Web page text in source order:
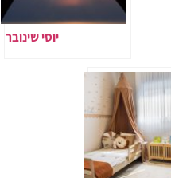
יוסי שינובר